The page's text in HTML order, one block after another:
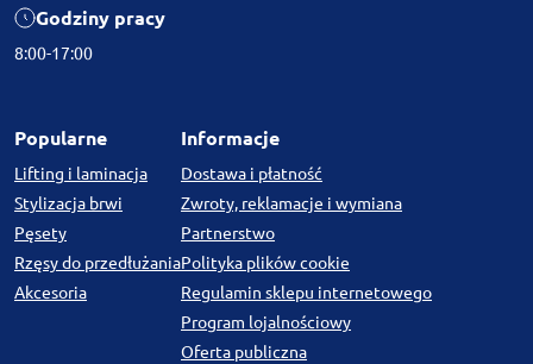
Godziny pracy
8:00-17:00
Popularne
Lifting i laminacja
Stylizacja brwi
Pęsety
Rzęsy do przedłużania
Akcesoria
Informacje
Dostawa i płatność
Zwroty, reklamacje i wymiana
Partnerstwo
Polityka plików cookie
Regulamin sklepu internetowego
Program lojalnościowy
Oferta publiczna